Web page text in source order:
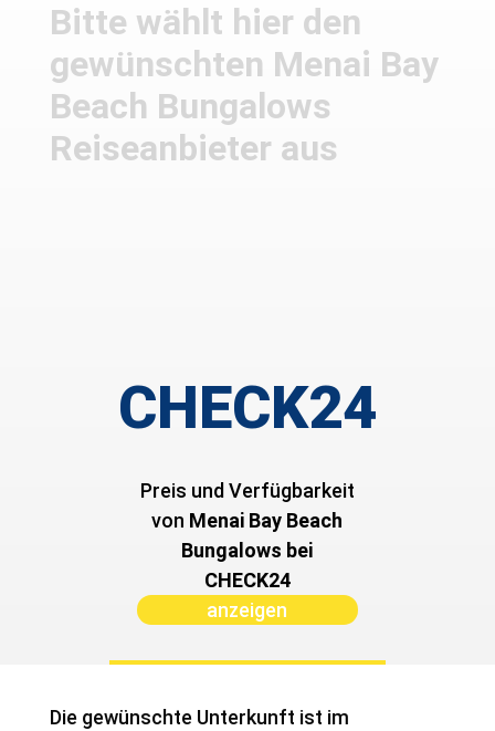
Bitte wählt hier den
gewünschten Menai Bay
Beach Bungalows
Reiseanbieter aus
CHECK24
Preis und Verfügbarkeit
von ­ Menai Bay Beach
Bungalows bei
CHECK24
anzeigen
Die gewünschte Unterkunft ist im